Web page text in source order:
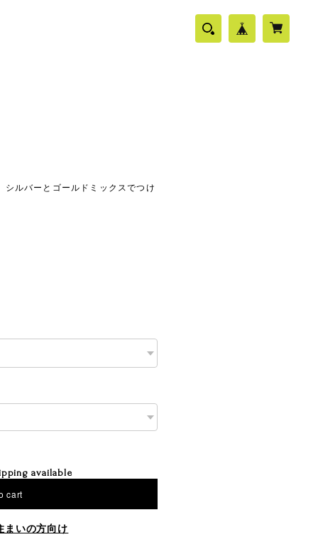
ルバーとゴールドミックスでつけ
available
cart
まいの方向け